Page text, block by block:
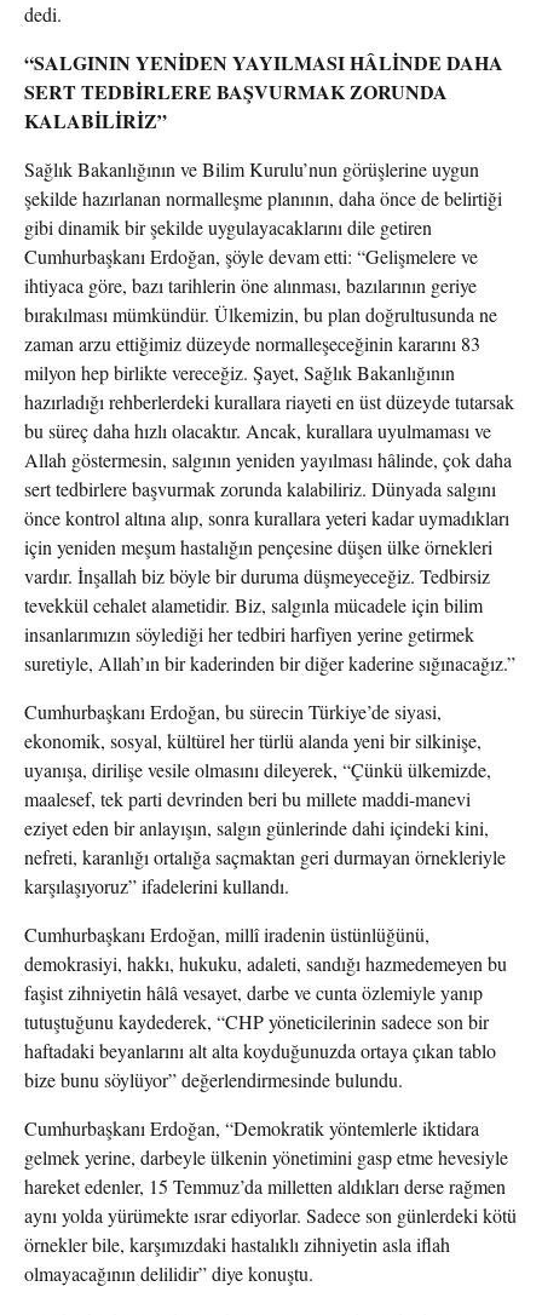
dedi.
“SALGININ YENİDEN YAYILMASI HÂLİNDE DAHA
SERT TEDBİRLERE BAŞVURMAK ZORUNDA
KALABİLİRİZ”
Sağlık Bakanlığının ve Bilim Kurulu’nun görüşlerine uygun
şekilde hazırlanan normalleşme planının, daha önce de belirtiği
gibi dinamik bir şekilde uygulayacaklarını dile getiren
Cumhurbaşkanı Erdoğan, şöyle devam etti: “Gelişmelere ve
ihtiyaca göre, bazı tarihlerin öne alınması, bazılarının geriye
bırakılması mümkündür. Ülkemizin, bu plan doğrultusunda ne
zaman arzu ettiğimiz düzeyde normalleşeceğinin kararını 83
milyon hep birlikte vereceğiz. Şayet, Sağlık Bakanlığının
hazırladığı rehberlerdeki kurallara riayeti en üst düzeyde tutarsak
bu süreç daha hızlı olacaktır. Ancak, kurallara uyulmaması ve
Allah göstermesin, salgının yeniden yayılması hâlinde, çok daha
sert tedbirlere başvurmak zorunda kalabiliriz. Dünyada salgını
önce kontrol altına alıp, sonra kurallara yeteri kadar uymadıkları
için yeniden meşum hastalığın pençesine düşen ülke örnekleri
vardır. İnşallah biz böyle bir duruma düşmeyeceğiz. Tedbirsiz
tevekkül cehalet alametidir. Biz, salgınla mücadele için bilim
insanlarımızın söylediği her tedbiri harfiyen yerine getirmek
suretiyle, Allah’ın bir kaderinden bir diğer kaderine sığınacağız.”
Cumhurbaşkanı Erdoğan, bu sürecin Türkiye’de siyasi,
ekonomik, sosyal, kültürel her türlü alanda yeni bir silkinişe,
uyanışa, dirilişe vesile olmasını dileyerek, “Çünkü ülkemizde,
maalesef, tek parti devrinden beri bu millete maddi-manevi
eziyet eden bir anlayışın, salgın günlerinde dahi içindeki kini,
nefreti, karanlığı ortalığa saçmaktan geri durmayan örnekleriyle
karşılaşıyoruz” ifadelerini kullandı.
Cumhurbaşkanı Erdoğan, millî iradenin üstünlüğünü,
demokrasiyi, hakkı, hukuku, adaleti, sandığı hazmedemeyen bu
faşist zihniyetin hâlâ vesayet, darbe ve cunta özlemiyle yanıp
tutuştuğunu kaydederek, “CHP yöneticilerinin sadece son bir
haftadaki beyanlarını alt alta koyduğunuzda ortaya çıkan tablo
bize bunu söylüyor” değerlendirmesinde bulundu.
Cumhurbaşkanı Erdoğan, “Demokratik yöntemlerle iktidara
gelmek yerine, darbeyle ülkenin yönetimini gasp etme hevesiyle
hareket edenler, 15 Temmuz’da milletten aldıkları derse rağmen
aynı yolda yürümekte ısrar ediyorlar. Sadece son günlerdeki kötü
örnekler bile, karşımızdaki hastalıklı zihniyetin asla iflah
olmayacağının delilidir” diye konuştu.